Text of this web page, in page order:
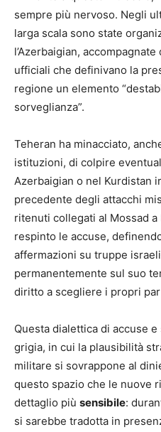
sempre più nervoso. Negli
larga scala sono state
l’Azerbaigian,
ufficiali che definivano la
regione un elemento
sorveglianza”.
Teheran ha minacciato,
istituzioni, di colpire
Azerbaigian o nel Kurdistan
precedente degli attacchi
ritenuti collegati al Mossad a
respinto le accuse,
affermazioni su truppe
permanentemente sul suo
diritto a scegliere i propri
Questa dialettica di accuse
grigia, in cui la plausibilità
militare si sovrappone al
questo spazio che le nuove
dettaglio più sensibile:
si sarebbe tradotta in